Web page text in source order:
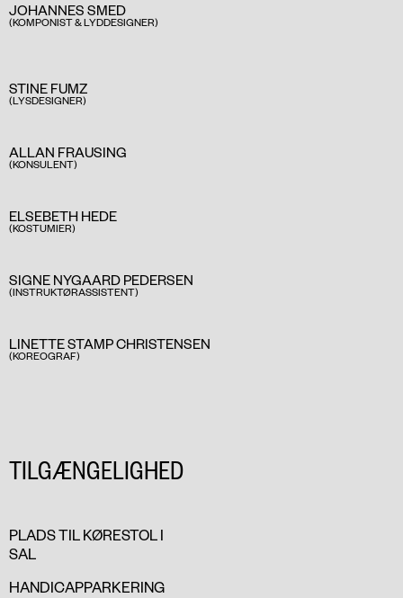
JOHANNES SMED
(KOMPONIST & LYDDESIGNER)
STINE FUMZ
(LYSDESIGNER)
ALLAN FRAUSING
(KONSULENT)
ELSEBETH HEDE
(KOSTUMIER)
SIGNE NYGAARD PEDERSEN
(INSTRUKTØRASSISTENT)
LINETTE STAMP CHRISTENSEN
(KOREOGRAF)
TILGÆNGELIGHED
PLADS TIL KØRESTOL I
SAL
HANDICAPPARKERING